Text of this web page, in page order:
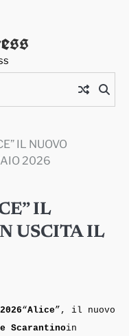
IL NUOVO
2026
IL
USCITA IL
“Alice”, il nuovo
Scarantinoin